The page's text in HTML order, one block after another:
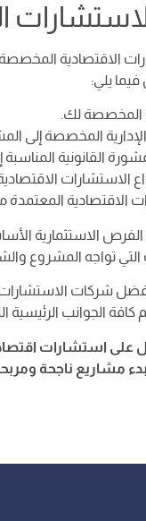
الاقتصادية
يلي:
المخصصة لك.
المخصصة إلى
القانونية المناسبة
الاستشارات
المعتمدة
الاستثمارية
تواجه المشروع
شركات الاستشارات
الجوانب
استشارات
مشاريع ناجحة